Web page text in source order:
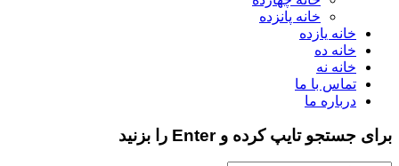
خانه پانزده
خانه یازده
خانه ده
خانه نه
تماس با ما
درباره ما
برای جستجو تایپ کرده و Enter را بزنید